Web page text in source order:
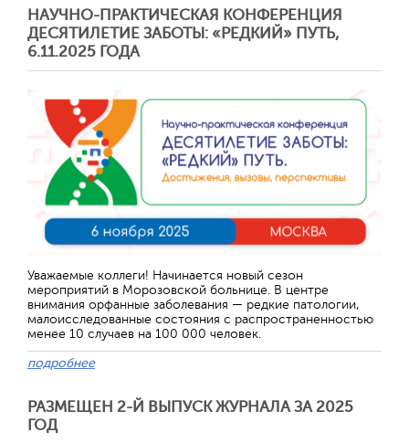
НАУЧНО-ПРАКТИЧЕСКАЯ КОНФЕРЕНЦИЯ
ДЕСЯТИЛЕТИЕ ЗАБОТЫ: «РЕДКИЙ» ПУТЬ,
6.11.2025 ГОДА
Уважаемые коллеги! Начинается новый сезон
мероприятий в Морозовской больнице. В центре
внимания орфанные заболевания — редкие патологии,
малоисследованные состояния с распространенностью
менее 10 случаев на 100 000 человек.
подробнее
РАЗМЕЩЕН 2-Й ВЫПУСК ЖУРНАЛА ЗА 2025
ГОД